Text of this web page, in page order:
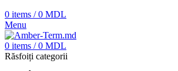
0 items / 0 MDL
Menu
0 items / 0 MDL
Răsfoiți categorii